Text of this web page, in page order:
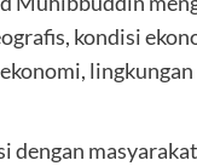
kondisi